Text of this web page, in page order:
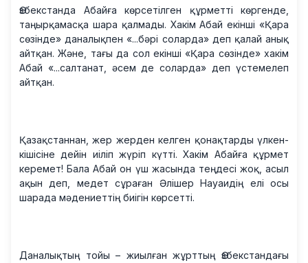
Өзбекстанда Абайға көрсетілген құрметті көргенде,
таңырқамасқа шара қалмады. Хакім Абай екінші «Қара
сөзінде» даналықпен «...бәрі соларда» деп қалай анық
айтқан. Және, тағы да сол екінші «Қара сөзінде» хакім
Абай «...салтанат, әсем де соларда» деп үстемелеп
айтқан.
Қазақстаннан, жер жерден келген қонақтарды үлкен-
кішісіне дейін иіліп жүріп күтті. Хакім Абайға құрмет
керемет! Бала Абай он үш жасында теңдесі жоқ, асыл
ақын деп, медет сұраған Әлішер Науаидің елі осы
шарада мәдениеттің биігін көрсетті.
Даналықтың тойы – жиылған жұрттың Өзбекстандағы